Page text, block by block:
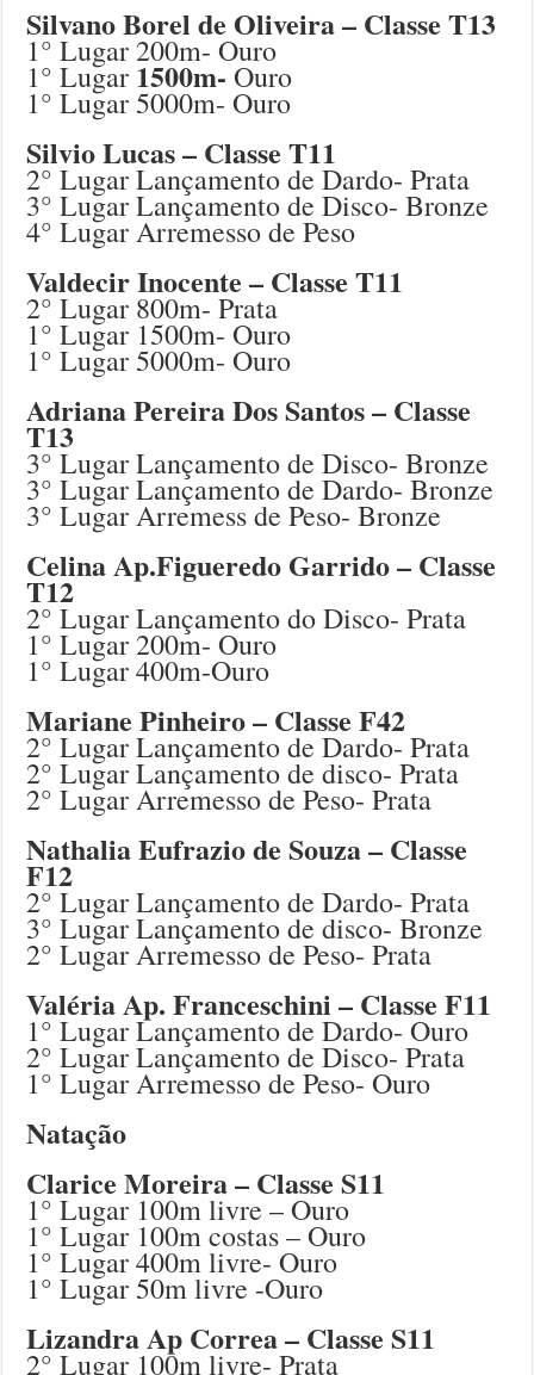
Silvano Borel de Oliveira – Classe T13
1° Lugar 200m- Ouro
1° Lugar1500m-Ouro
1° Lugar 5000m- Ouro
Silvio Lucas – Classe T11
2° Lugar Lançamento de Dardo- Prata
3° Lugar Lançamento de Disco- Bronze
4° Lugar Arremesso de Peso
Valdecir Inocente – Classe T11
2° Lugar 800m- Prata
1° Lugar 1500m- Ouro
1° Lugar 5000m- Ouro
Adriana Pereira Dos Santos – Classe
T13
3° Lugar Lançamento de Disco- Bronze
3° Lugar Lançamento de Dardo- Bronze
3° Lugar Arremess de Peso- Bronze
Celina Ap.Figueredo Garrido – Classe
T12
2° Lugar Lançamento do Disco- Prata
1° Lugar 200m- Ouro
1° Lugar 400m-Ouro
Mariane Pinheiro – Classe F42
2° Lugar Lançamento de Dardo- Prata
2° Lugar Lançamento de disco- Prata
2° Lugar Arremesso de Peso- Prata
Nathalia Eufrazio de Souza – Classe
F12
2° Lugar Lançamento de Dardo- Prata
3° Lugar Lançamento de disco- Bronze
2° Lugar Arremesso de Peso- Prata
Valéria Ap. Franceschini – Classe F11
1° Lugar Lançamento de Dardo- Ouro
2° Lugar Lançamento de Disco- Prata
1° Lugar Arremesso de Peso- Ouro
Natação
Clarice Moreira – Classe S11
1° Lugar 100m livre – Ouro
1° Lugar 100m costas – Ouro
1° Lugar 400m livre- Ouro
1° Lugar 50m livre -Ouro
Lizandra Ap Correa – Classe S11
2° Lugar 100m livre- Prata